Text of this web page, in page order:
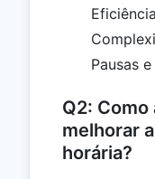
Pausas
Q2:
melhorar
horária?